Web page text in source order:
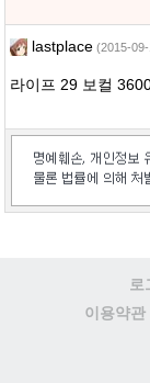
lastplace (2015-
라이프 29 보컬
로
이용약관